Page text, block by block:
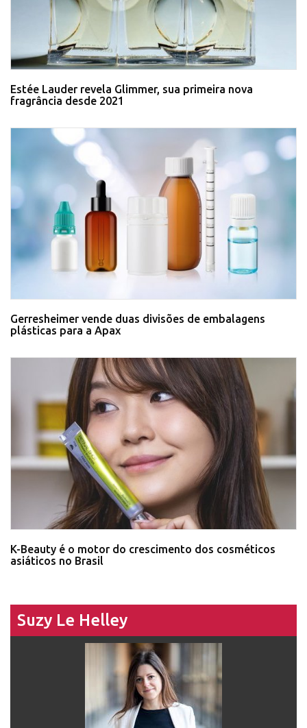
Estée Lauder revela Glimmer, sua primeira nova
fragrância desde 2021
Gerresheimer vende duas divisões de embalagens
plásticas para a Apax
K-Beauty é o motor do crescimento dos cosméticos
asiáticos no Brasil
Suzy Le Helley